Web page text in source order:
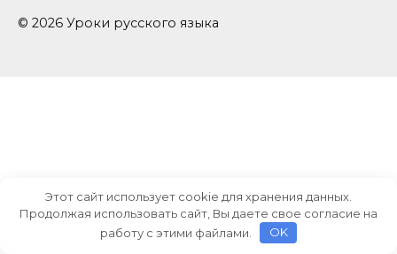
© 2026 Уроки русского языка
Этот сайт использует cookie для хранения данных.
Продолжая использовать сайт, Вы даете свое согласие на
работу с этими файлами.
OK